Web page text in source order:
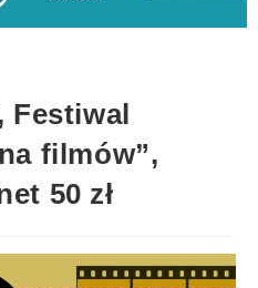
Festiwal
filmów”,
50 zł